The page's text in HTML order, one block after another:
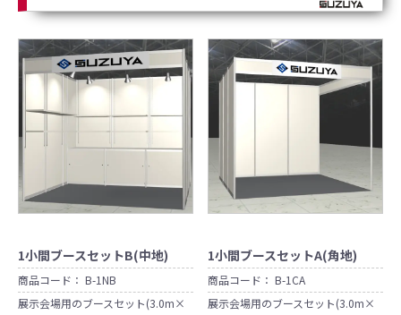
1小間ブースセットB(中地)
商品コード： B-1NB
展示会場用のブースセット(3.0m×
1小間ブースセットA(角地)
商品コード： B-1CA
展示会場用のブースセット(3.0m×